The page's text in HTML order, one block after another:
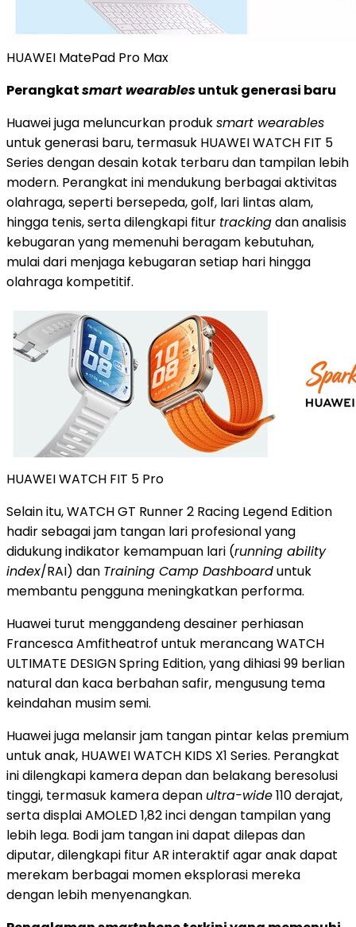
HUAWEI MatePad Pro Max
Perangkatsmart wearablesuntuk generasi baru
Huawei juga meluncurkan produksmart wearables
untuk generasi baru, termasuk HUAWEI WATCH FIT 5
Series dengan desain kotak terbaru dan tampilan lebih
modern. Perangkat ini mendukung berbagai aktivitas
olahraga, seperti bersepeda, golf, lari lintas alam,
hingga tenis, serta dilengkapi fitur trackingdan analisis
kebugaran yang memenuhi beragam kebutuhan,
mulai dari menjaga kebugaran setiap hari hingga
olahraga kompetitif.
HUAWEI WATCH FIT 5 Pro
Selain itu, WATCH GT Runner 2 Racing Legend Edition
hadir sebagai jam tangan lari profesional yang
didukung indikator kemampuan lari (running ability
index/RAI) dan Training Camp Dashboarduntuk
membantu pengguna meningkatkan performa.
Huawei turut menggandeng desainer perhiasan
Francesca Amfitheatrof untuk merancang WATCH
ULTIMATE DESIGN Spring Edition, yang dihiasi 99 berlian
natural dan kaca berbahan safir, mengusung tema
keindahan musim semi.
Huawei juga melansir jam tangan pintar kelas premium
untuk anak, HUAWEI WATCH KIDS X1 Series. Perangkat
ini dilengkapi kamera depan dan belakang beresolusi
tinggi, termasuk kamera depan ultra-wide110 derajat,
serta displai AMOLED 1,82 inci dengan tampilan yang
lebih lega. Bodi jam tangan ini dapat dilepas dan
diputar, dilengkapi fitur AR interaktif agar anak dapat
merekam berbagai momen eksplorasi mereka
dengan lebih menyenangkan.